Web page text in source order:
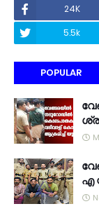
24K
5.5k
POPULAR
എ